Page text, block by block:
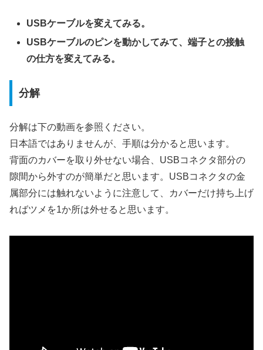
USBケーブルを変えてみる。
USBケーブルのピンを動かしてみて、端子との接触
の仕方を変えてみる。
分解
分解は下の動画を参照ください。
日本語ではありませんが、手順は分かると思います。
背面のカバーを取り外せない場合、USBコネクタ部分の
隙間から外すのが簡単だと思います。USBコネクタの金
属部分には触れないように注意して、カバーだけ持ち上げ
ればツメを1か所は外せると思います。